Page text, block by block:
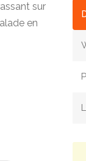
sur
en